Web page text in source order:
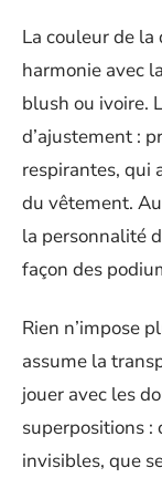
La couleur de
harmonie avec
blush ou ivoire.
d’ajustement :
respirantes, qui
du vêtement.
la personnalité
façon des
Rien n’impose
assume la
jouer avec les
superpositions :
invisibles, que